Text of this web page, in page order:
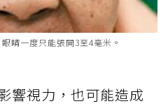
睛一度只能張開3至4毫米。
響視力，也可能造成